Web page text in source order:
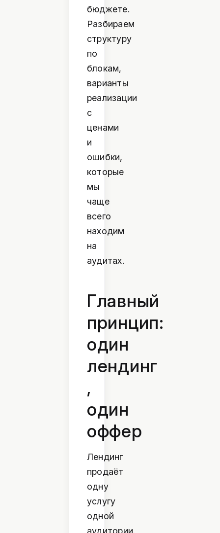
бюджете.
Разбираем
структуру
по
блокам,
варианты
реализации
с
ценами
и
ошибки,
которые
мы
чаще
всего
находим
на
аудитах.
Главный
принцип:
один
лендинг
,
один
оффер
Лендинг
продаёт
одну
услугу
одной
аудитории.